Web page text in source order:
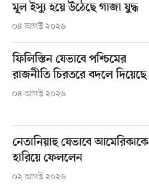
মূল ইস্যু হয়ে উঠেছে গাজা যুদ্ধ
০৪ আগস্ট ২০২৬
ফিলিস্তিন যেভাবে পশ্চিমের
রাজনীতি চিরতরে বদলে দিয়েছে
০৪ আগস্ট ২০২৬
নেতানিয়াহু যেভাবে আমেরিকাকে
হারিয়ে ফেললেন
০২ আগস্ট ২০২৬